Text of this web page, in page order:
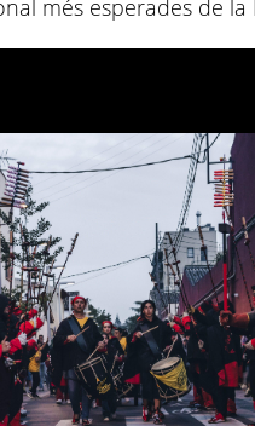
més esperades de la